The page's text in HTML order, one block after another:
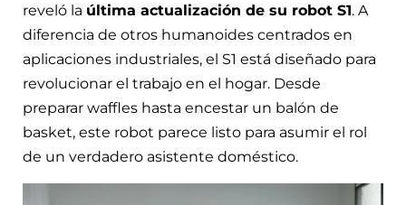
reveló la última actualización de su robot S1. A
diferencia de otros humanoides centrados en
aplicaciones industriales, el S1 está diseñado para
revolucionar el trabajo en el hogar. Desde
preparar waffles hasta encestar un balón de
basket, este robot parece listo para asumir el rol
de un verdadero asistente doméstico.